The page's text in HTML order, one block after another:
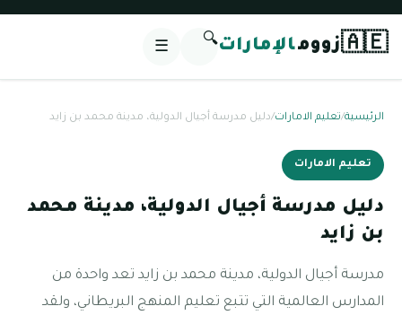
🇦🇪زوومالإمارات🔍
☰
الرئيسية/تعليم الامارات/دليل مدرسة أجيال الدولية، مدينة محمد بن زايد
تعليم الامارات
دليل مدرسة أجيال الدولية، مدينة محمد
بن زايد
مدرسة أجيال الدولية، مدينة محمد بن زايد تعد واحدة من
المدارس العالمية التي تتبع تعليم المنهج البريطاني، ولقد